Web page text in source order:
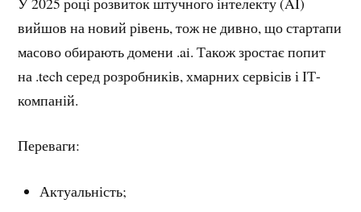
вийшов на новий рівень, тож не дивно, що стартапи
масово обирають домени .ai. Також зростає попит
на .tech серед розробників, хмарних сервісів і ІТ-
компаній.
Переваги:
Актуальність;